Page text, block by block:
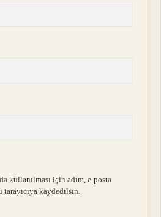
kullanılması için adım, e-posta
tarayıcıya kaydedilsin.